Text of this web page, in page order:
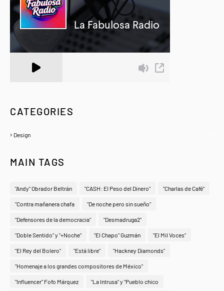
CATEGORIES
Design
MAIN TAGS
"Andy" Obrador Beltrán "CASH: El Peso del Dinero" "Charlas de Café"
"Contra mañanera chafa "De noche pero sin sueño"
"Defensores de la democracia" "Desmadruga2"
"Doble Sentido" y "+Noche" "El Chapo" Guzmán "El Mil Voces"
"El Rey del Bolero" "Está libre" "Hackney Diamonds"
"Homenaje a los grandes compositores de México"
"Influencer" Fofo Márquez "La Intrusa" y "Pueblo chico